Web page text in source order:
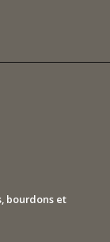
bourdons et